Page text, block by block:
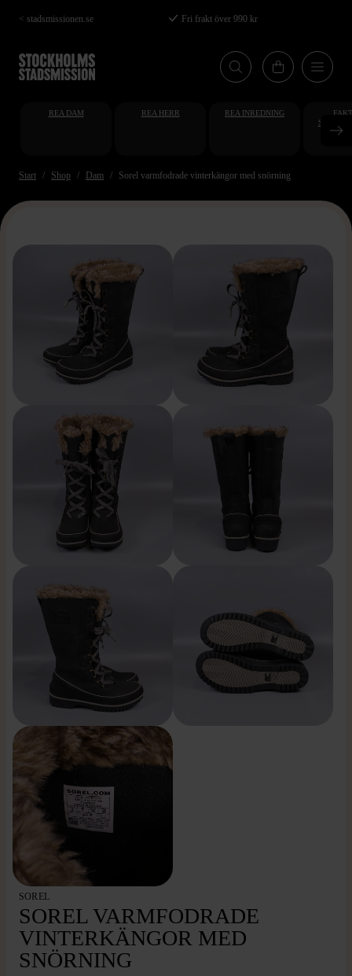
Hoppa
till
huvudinnehåll
< stadsmissionen.se Fri frakt över 990 kr
REA DAM REA HERR REA INREDNING
Start Shop Dam Sorel varmfodrade vinterkängor med snörning
SOREL
SOREL VARMFODRADE
VINTERKÄNGOR MED
SNÖRNING